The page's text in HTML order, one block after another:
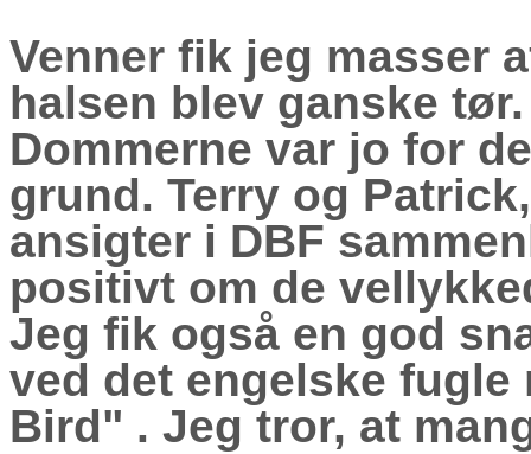
Venner fik jeg masser
halsen blev ganske tør.
Dommerne var jo for
grund. Terry og
ansigter i DBF
positivt om de
Jeg fik også en god
ved det engelske fugle
Bird" . Jeg tror, at